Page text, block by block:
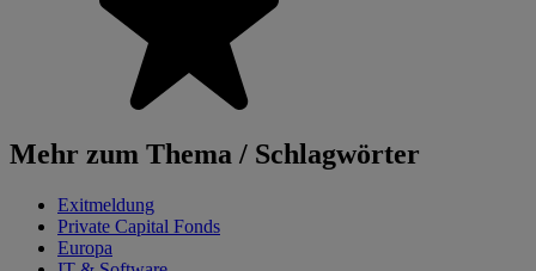
Mehr zum Thema / Schlagwörter
Exitmeldung
Private Capital Fonds
Europa